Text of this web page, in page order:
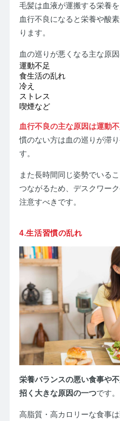
毛髪は血液が運搬する栄養
血行不良になると栄養や酸
ります。
血の巡りが悪くなる主な原因
運動不足
食生活の乱れ
冷え
ストレス
喫煙など
血行不良の主な原因は運動
慣のない方は血の巡りが滞
す。
また長時間同じ姿勢でいる
つながるため、デスクワー
注意すべきです。
4.生活習慣の乱れ
栄養バランスの悪い食事や
招く大きな原因の一つです。
高脂質・高カロリーな食事